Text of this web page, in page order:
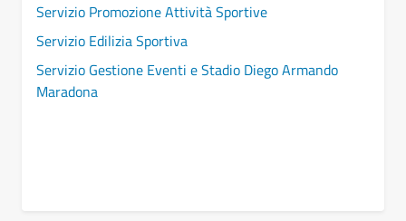
Servizio Promozione Attività Sportive
Servizio Edilizia Sportiva
Servizio Gestione Eventi e Stadio Diego Armando
Maradona